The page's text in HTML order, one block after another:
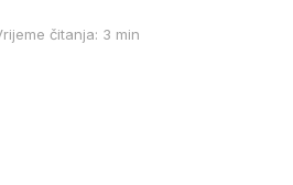
čitanja: 3 min